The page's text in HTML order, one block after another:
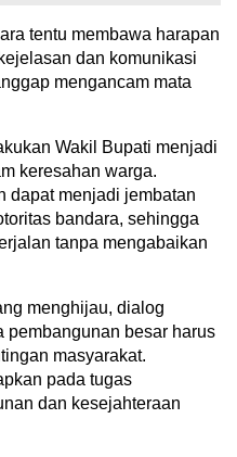
tentu membawa harapan
dan komunikasi
mengancam mata
Wakil Bupati menjadi
keresahan warga.
dapat menjadi jembatan
bandara, sehingga
tanpa mengabaikan
menghijau, dialog
pembangunan besar harus
masyarakat.
pada tugas
dan kesejahteraan